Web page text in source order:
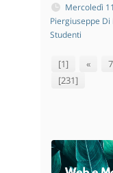
Mercoledì
Piergiuseppe
Studenti
[1] « 7
[231]